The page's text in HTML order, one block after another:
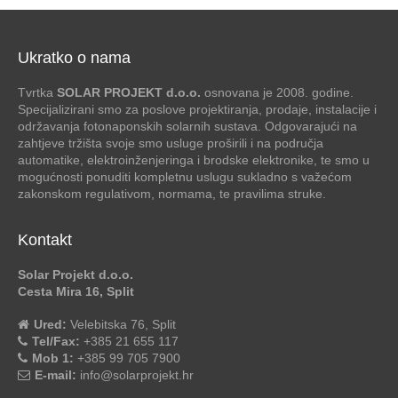
Ukratko o nama
Tvrtka SOLAR PROJEKT d.o.o. osnovana je 2008. godine.
Specijalizirani smo za poslove projektiranja, prodaje, instalacije i
održavanja fotonaponskih solarnih sustava. Odgovarajući na
zahtjeve tržišta svoje smo usluge proširili i na područja
automatike, elektroinženjeringa i brodske elektronike, te smo u
mogućnosti ponuditi kompletnu uslugu sukladno s važećom
zakonskom regulativom, normama, te pravilima struke.
Kontakt
Solar Projekt d.o.o.
Cesta Mira 16, Split
Ured: Velebitska 76, Split
Tel/Fax: +385 21 655 117
Mob 1: +385 99 705 7900
E-mail: info@solarprojekt.hr